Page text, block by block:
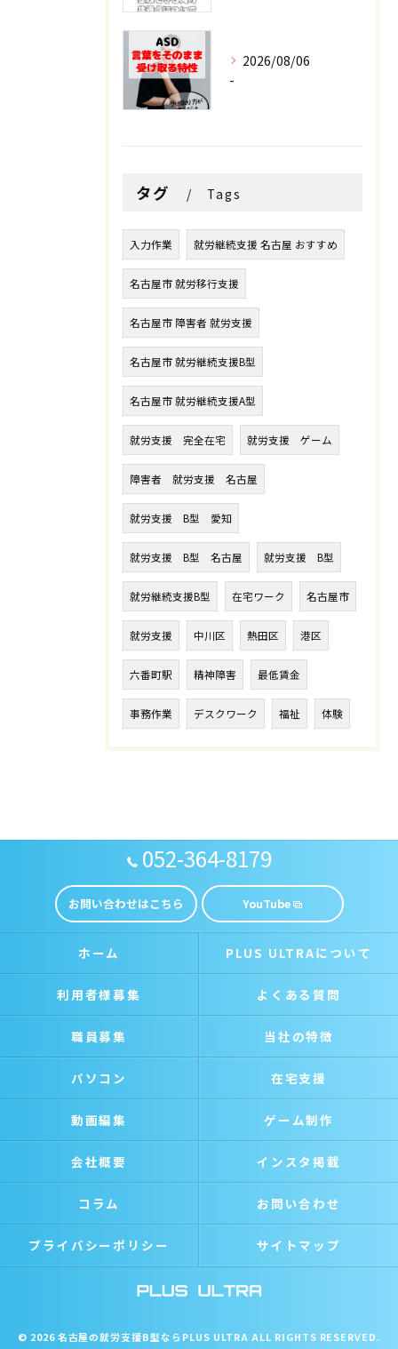
2026/08/06
-
タグ Tags
入力作業 就労継続支援 名古屋 おすすめ
名古屋市 就労移行支援
名古屋市 障害者 就労支援
名古屋市 就労継続支援B型
名古屋市 就労継続支援A型
就労支援 完全在宅 就労支援 ゲーム
障害者 就労支援 名古屋
就労支援 B型 愛知
就労支援 B型 名古屋 就労支援 B型
就労継続支援B型 在宅ワーク 名古屋市
就労支援 中川区 熱田区 港区
六番町駅 精神障害 最低賃金
事務作業 デスクワーク 福祉 体験
052-364-8179
お問い合わせはこちら YouTube
ホーム PLUS ULTRAについて
利用者様募集 よくある質問
職員募集 当社の特徴
パソコン 在宅支援
動画編集 ゲーム制作
会社概要 インスタ掲載
コラム お問い合わせ
プライバシーポリシー サイトマップ
© 2026 名古屋の就労支援B型ならPLUS ULTRA ALL RIGHTS RESERVED.